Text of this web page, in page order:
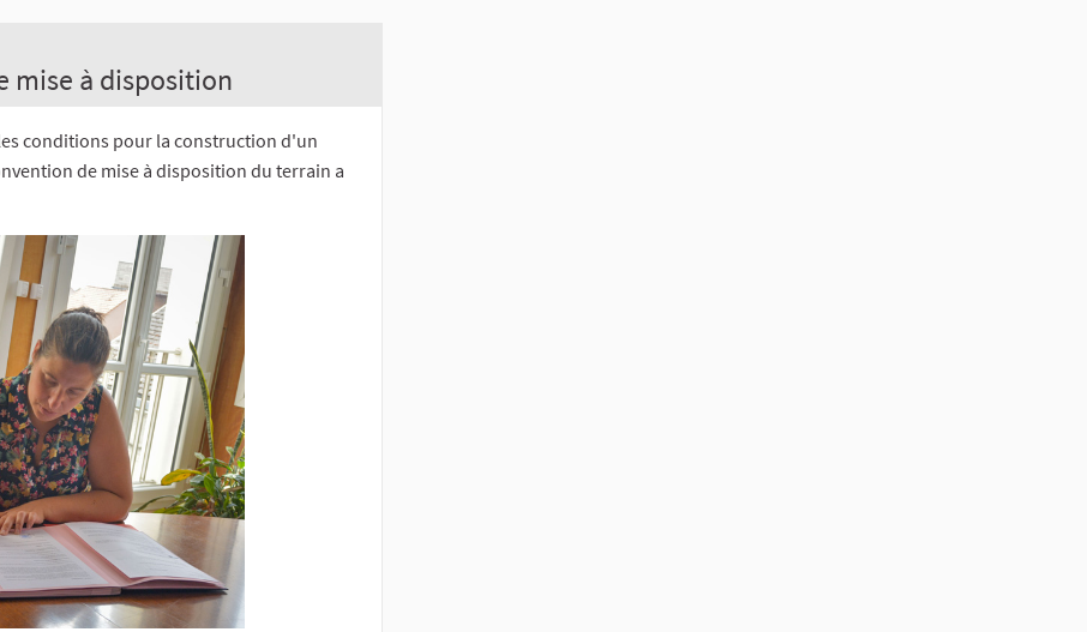
mise à disposition
conditions pour la construction d'un
de mise à disposition du terrain a